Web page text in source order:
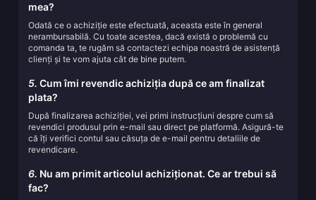
mea?
Odată ce o achiziție este efectuată, aceasta este în general
nerambursabilă. Cu toate acestea, dacă există o problemă cu
comanda ta, te rugăm să contactezi echipa noastră de asistență
clienți și te vom ajuta cât de bine putem.
5. Cum îmi revendic achiziția după ce am finalizat
plata?
După finalizarea achiziției, vei primi instrucțiuni despre cum să
revendici produsul prin e-mail sau direct pe platformă. Asigură-te
că îți verifici contul sau căsuța de e-mail pentru detaliile de
revendicare.
6. Nu am primit articolul achiziționat. Ce ar trebui să
fac?